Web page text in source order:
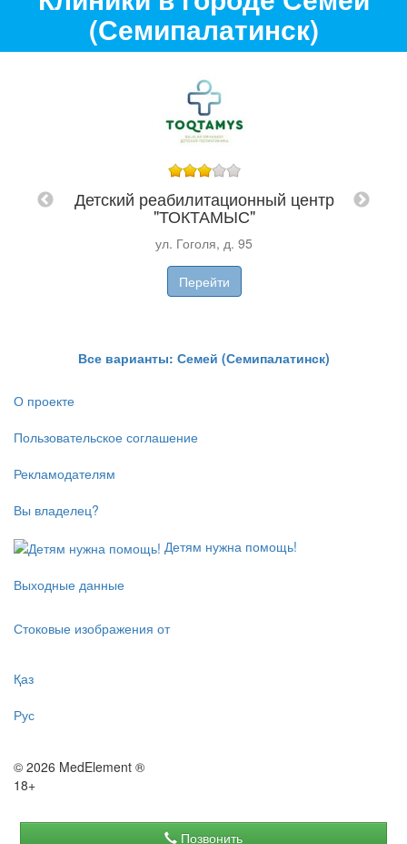
(Семипалатинск)
Детский реабилитационный центр
"ТОКТАМЫС"
ул. Гоголя, д. 95
Перейти
Все варианты: Семей (Семипалатинск)
О проекте
Пользовательское соглашение
Рекламодателям
Вы владелец?
Детям нужна помощь!
Выходные данные
Стоковые изображения от
Қаз
Рус
© 2026 MedElement ®
18+
Позвонить